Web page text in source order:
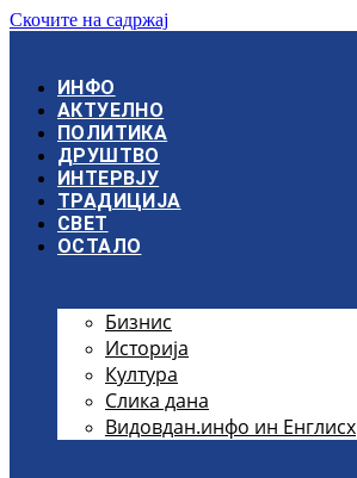
Скочите на садржај
ИНФО
АКТУЕЛНО
ПОЛИТИКА
ДРУШТВО
ИНТЕРВЈУ
ТРАДИЦИЈА
СВЕТ
ОСТАЛО
Бизнис
Историја
Култура
Слика дана
Видовдан.инфо ин Енглисх